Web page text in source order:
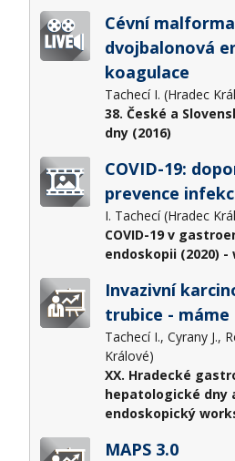
Cévní
dvojbalonová
koagulace
Tachecí I. (Hradec
38. České a
dny (2016)
COVID-19:
prevence
I. Tachecí (Hradec
COVID-19 v
endoskopii (2020) -
Invazivní
trubice - máme
Tachecí I., Cyrany J.,
Králové)
XX. Hradecké
hepatologické dny
endoskopický
MAPS 3.0